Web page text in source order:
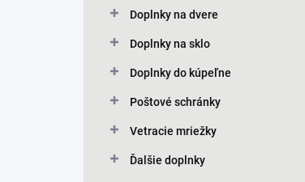
Doplnky na dvere
Doplnky na sklo
Doplnky do kúpeľne
Poštové schránky
Vetracie mriežky
Ďalšie doplnky